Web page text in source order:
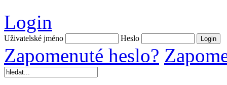
Login
Uživatelské jméno Heslo
Zapomenuté heslo?